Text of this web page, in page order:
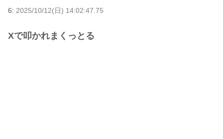
6: 2025/10/12(日) 14:02:47.75
Xで叩かれまくっとる